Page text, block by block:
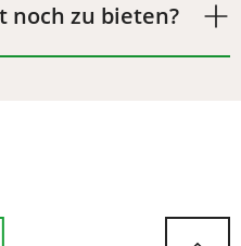
noch zu bieten?